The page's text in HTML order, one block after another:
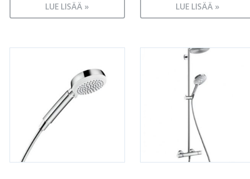
LUE LISÄÄ » LUE LISÄÄ »